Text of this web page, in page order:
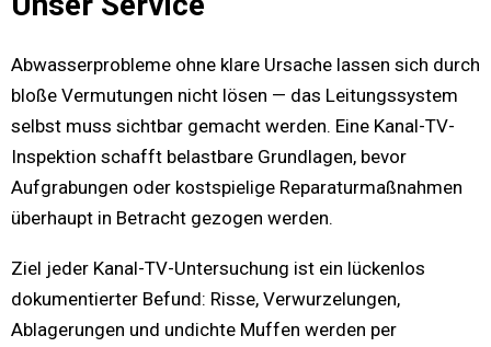
Abwasserprobleme ohne klare Ursache lassen sich durch
bloße Vermutungen nicht lösen — das Leitungssystem
selbst muss sichtbar gemacht werden. Eine Kanal-TV-
Inspektion schafft belastbare Grundlagen, bevor
Aufgrabungen oder kostspielige Reparaturmaßnahmen
überhaupt in Betracht gezogen werden.
Ziel jeder Kanal-TV-Untersuchung ist ein lückenlos
dokumentierter Befund: Risse, Verwurzelungen,
Ablagerungen und undichte Muffen werden per